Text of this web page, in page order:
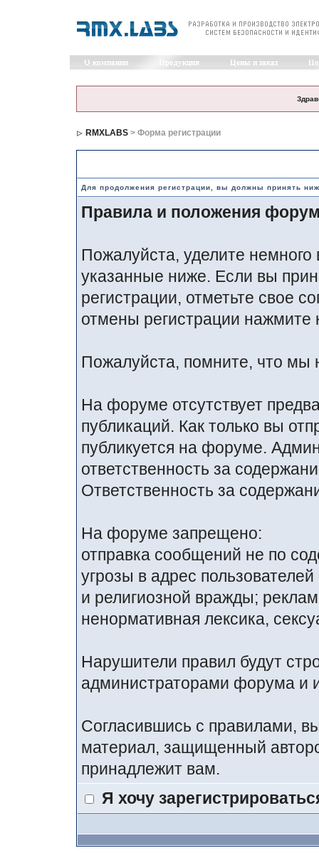
О компании Продукция Цены и заказ
RMXLABS> Форма регистрации
Для продолжения регистрации, вы должны принять
Правила и положения
Пожалуйста, уделите немного
указанные ниже. Если вы
регистрации, отметьте свое
отмены регистрации нажмите
Пожалуйста, помните, что мы
На форуме отсутствует
публикаций. Как только вы
публикуется на форуме.
ответственность за
Ответственность за
На форуме запрещено:
отправка сообщений не по
угрозы в адрес
и религиозной вражды;
ненормативная лексика,
Нарушители правил будут
администраторами форума и
Согласившись с правилами,
материал, защищенный
принадлежит вам.
Я хочу